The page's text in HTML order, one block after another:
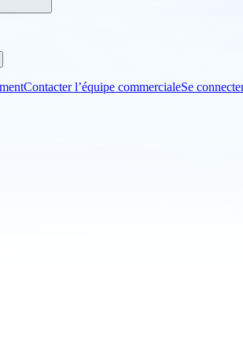
Contacter l’équipe commercialeSe